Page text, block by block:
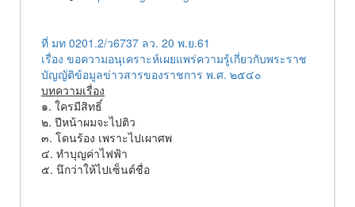
ที่ มท 0201.2/ว6737 ลว. 20 พ.ย.61
เรื่อง ขอความอนุเคราะห์เผยแพร่ความรู้เกี่ยวกับพระราช
บัญญัติข้อมูลข่าวสารของราชการ พ.ศ. ๒๕๔๐
บทความเรื่อง
๑. ใครมีสิทธิ์
๒. ปีหน้าผมจะไปติว
๓. โดนร้อง เพราะไปเผาศพ
๔. ทำบุญค่าไฟฟ้า
๕. นึกว่าให้ไปเซ็นต์ชื่อ